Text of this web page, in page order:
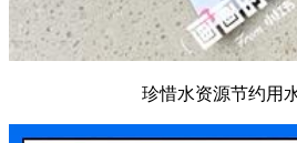
珍惜水资源节约用